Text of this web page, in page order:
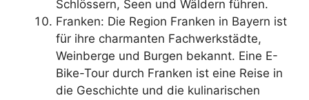
Schlössern, Seen und Wäldern führen.
Franken: Die Region Franken in Bayern ist
für ihre charmanten Fachwerkstädte,
Weinberge und Burgen bekannt. Eine E-
Bike-Tour durch Franken ist eine Reise in
die Geschichte und die kulinarischen